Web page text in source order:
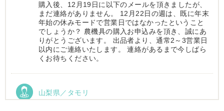
購入後、12月19日に以下のメールを頂きましたが、
まだ連絡がありません。 12月22日の週は、既に年末
年始の休みモードで営業日ではなかったということ
でしょうか？ 農機具の購入お申込みを頂き、誠にあ
りがとうございます。 出品者より、通常2～3営業日
以内にご連絡いたします。 連絡があるまで今しばら
くお待ちください。
山梨県／タモリ